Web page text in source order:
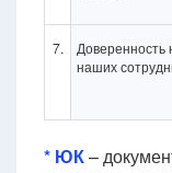
7.
Доверенность
наших
* ЮК–